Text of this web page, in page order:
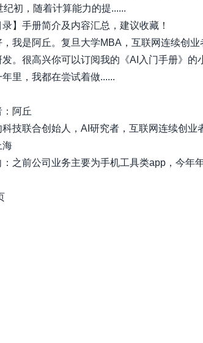
纪初，随着计算能力的提......
录】手册简介及内容汇总，建议收藏！
，我是阿丘。复旦大学MBA，互联网连续创业
。很高兴你可以订阅我的《AI入门手册》的
里，我都在尝试着做......
阿丘
科技联合创始人，AI研究者，互联网连续创业
海
：之前公司业务主要为手机工具类app，今年